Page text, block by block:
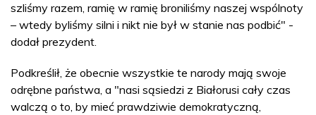
szliśmy razem, ramię w ramię broniliśmy naszej wspólnoty
– wtedy byliśmy silni i nikt nie był w stanie nas podbić" -
dodał prezydent.
Podkreślił, że obecnie wszystkie te narody mają swoje
odrębne państwa, a "nasi sąsiedzi z Białorusi cały czas
walczą o to, by mieć prawdziwie demokratyczną,